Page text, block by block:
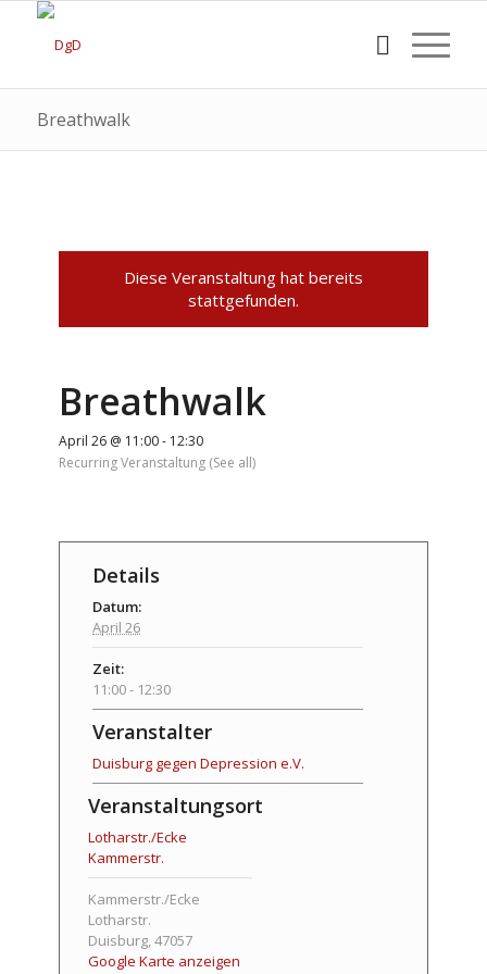
Breathwalk
Diese Veranstaltung hat bereits
stattgefunden.
Breathwalk
April 26 @ 11:00- 12:30
Recurring Veranstaltung (See all)
Details
Datum:
April 26
Zeit:
11:00 - 12:30
Veranstalter
Duisburg gegen Depression e.V.
Veranstaltungsort
Lotharstr./Ecke
Kammerstr.
Kammerstr./Ecke
Lotharstr.
Duisburg,47057
Google Karte anzeigen